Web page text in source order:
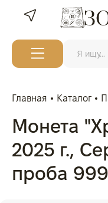
Главная Каталог
Монета
2025 г.,
проба